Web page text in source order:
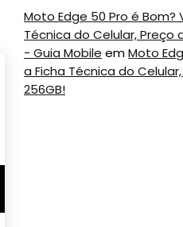
Moto Edge 50 Pro é Bom?
Técnica do Celular, Preço
- Guia Mobile emMoto
a Ficha Técnica do
256GB!